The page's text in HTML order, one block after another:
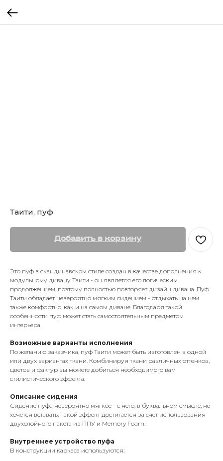
Таити, пуф
Добавить в корзину
Это пуф в скандинавском стиле создан в качестве дополнения к
модульному дивану Таити - он является его логическим
продолжением, поэтому полностью повторяет дизайн дивана. Пуф
Таити обладает невероятно мягким сидением - отдыхать на нем
также комфортно, как и на самом диване. Благодаря такой
особенности пуф может стать самостоятельным предметом
интерьера.
Возможные варианты исполнения
По желанию заказчика, пуф Таити может быть изготовлен в одной
или двух вариантах ткани. Комбинируя ткани различных оттенков,
цветов и фактур вы можете добиться необходимого вам
стилистического эффекта.
Описание сидения
Сидение пуфа невероятно мягкое - с него, в буквальном смысле, не
хочется вставать. Такой эффект достигается за счет использования
двухслойного пакета из ППУ и Memory Foam.
Внутреннее устройство пуфа
В конструкции каркаса используются: